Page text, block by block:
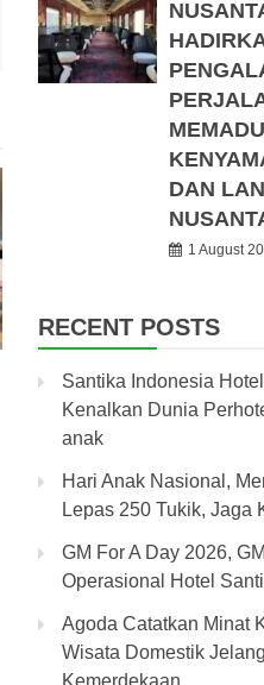
DAN
1 August
RECENT POSTS
Santika Indonesia
Kenalkan Dunia
anak
Hari Anak Nasional,
Lepas 250 Tukik, Jaga
GM For A Day 2026,
Operasional Hotel
Agoda Catatkan Minat
Wisata Domestik